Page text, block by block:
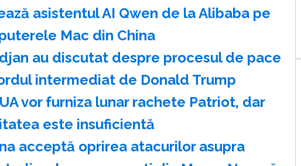
asistentul AI Qwen de la Alibaba pe
Mac din China
au discutat despre procesul de pace
intermediat de Donald Trump
vor furniza lunar rachete Patriot, dar
este insuficientă
acceptă oprirea atacurilor asupra